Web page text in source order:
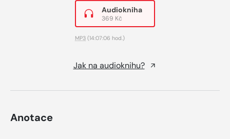
Audiokniha
369 Kč
MP3 (14:07:06 hod.)
Jak na audioknihu?
Anotace